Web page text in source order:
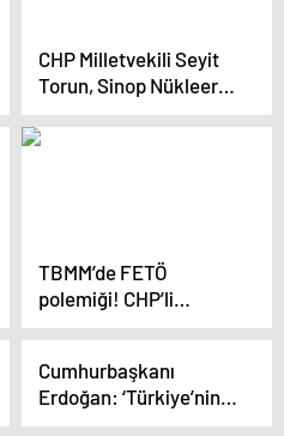
CHP Milletvekili Seyit
Torun, Sinop Nükleer
Santrali için verilen
sözlerin sebeplerini
TBMM’de FETÖ
polemiği! CHP’li
Tanal’ın sözlerine
Bozdağ’dan zehir
zemberek yanıt
Cumhurbaşkanı
Erdoğan: ‘Türkiye’nin
savunma sanayi